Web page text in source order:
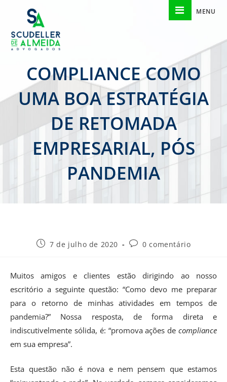
MENU
COMPLIANCE COMO
UMA BOA ESTRATÉGIA
DE RETOMADA
EMPRESARIAL, PÓS
PANDEMIA
7 de julho de 2020 0 comentário
Muitos amigos e clientes estão dirigindo ao nosso
escritório a seguinte questão: “Como devo me preparar
para o retorno de minhas atividades em tempos de
pandemia?” Nossa resposta, de forma direta e
indiscutivelmente sólida, é: “promova ações de compliance
em sua empresa”.
Esta questão não é nova e nem pensem que estamos